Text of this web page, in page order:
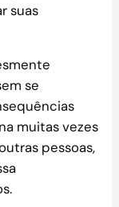
suas
se
muitas vezes
pessoas,